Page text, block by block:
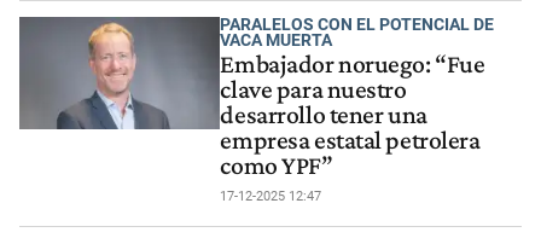
PARALELOS CON EL POTENCIAL DE
VACA MUERTA
Embajador noruego: “Fue
clave para nuestro
desarrollo tener una
empresa estatal petrolera
como YPF”
17-12-2025 12:47